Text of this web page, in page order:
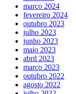
março 2024
fevereiro 2024
outubro 2023
julho 2023
junho 2023
maio 2023
abril 2023
março 2023
outubro 2022
agosto 2022